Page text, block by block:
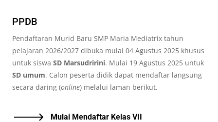
PPDB
Pendaftaran Murid Baru SMP Maria Mediatrix tahun
pelajaran 2026/2027 dibuka mulai 04 Agustus 2025 khusus
untuk siswa SD Marsudririni. Mulai 19 Agustus 2025 untuk
SD umum. Calon peserta didik dapat mendaftar langsung
secara daring (online) melalui laman berikut.
Mulai Mendaftar Kelas VII